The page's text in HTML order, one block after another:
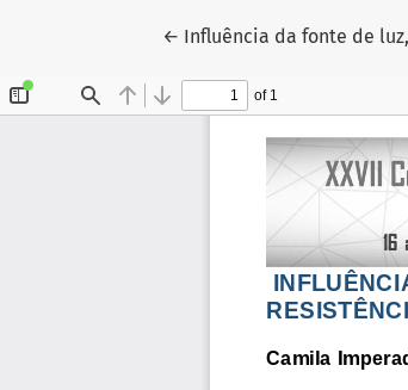
← Voltar aos Detalhes do
Influência da fonte de